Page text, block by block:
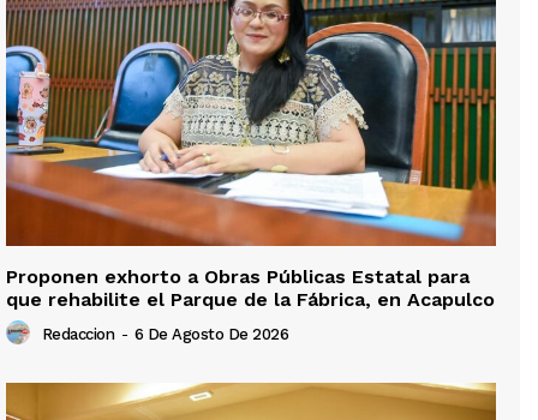
Proponen exhorto a Obras Públicas Estatal para
que rehabilite el Parque de la Fábrica, en Acapulco
Redaccion - 6 De Agosto De 2026